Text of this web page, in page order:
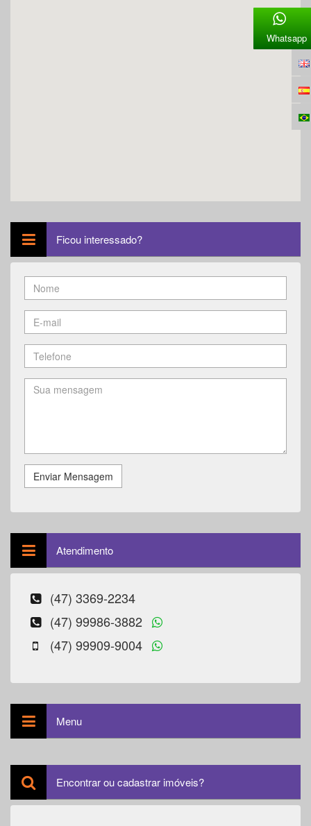
Whatsapp
Ficou interessado?
Enviar Mensagem
Atendimento
(47) 3369-2234
(47) 99986-3882
(47) 99909-9004
Menu
Encontrar ou cadastrar imóveis?